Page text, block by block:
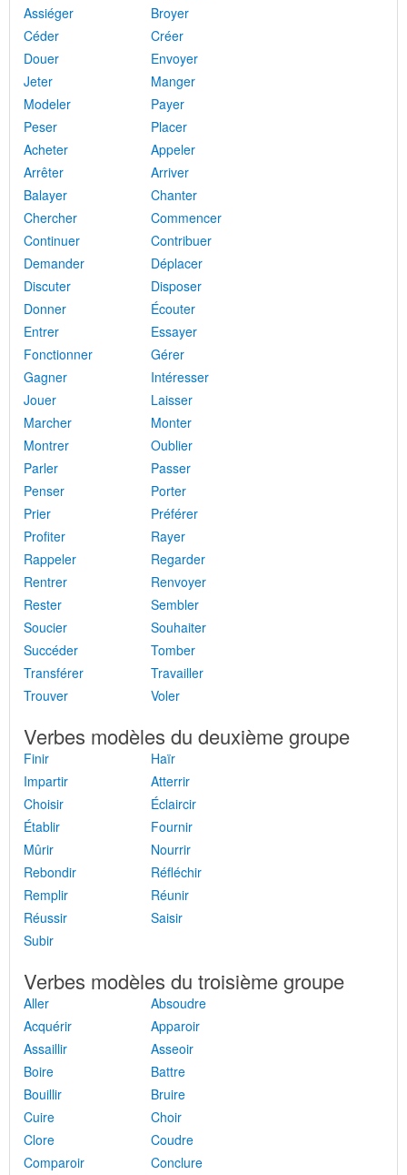
Assiéger
Broyer
Céder
Créer
Douer
Envoyer
Jeter
Manger
Modeler
Payer
Peser
Placer
Acheter
Appeler
Arrêter
Arriver
Balayer
Chanter
Chercher
Commencer
Continuer
Contribuer
Demander
Déplacer
Discuter
Disposer
Donner
Écouter
Entrer
Essayer
Fonctionner
Gérer
Gagner
Intéresser
Jouer
Laisser
Marcher
Monter
Montrer
Oublier
Parler
Passer
Penser
Porter
Prier
Préférer
Profiter
Rayer
Rappeler
Regarder
Rentrer
Renvoyer
Rester
Sembler
Soucier
Souhaiter
Succéder
Tomber
Transférer
Travailler
Trouver
Voler
Verbes modèles du deuxième groupe
Finir
Haïr
Impartir
Atterrir
Choisir
Éclaircir
Établir
Fournir
Mûrir
Nourrir
Rebondir
Réfléchir
Remplir
Réunir
Réussir
Saisir
Subir
Verbes modèles du troisième groupe
Aller
Absoudre
Acquérir
Apparoir
Assaillir
Asseoir
Boire
Battre
Bouillir
Bruire
Cuire
Choir
Clore
Coudre
Comparoir
Conclure